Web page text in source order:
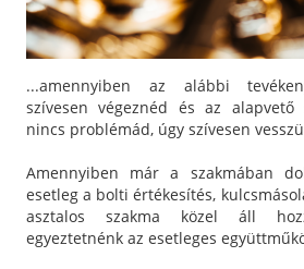
...amennyiben az alábbi
szívesen végeznéd és az alapvető
nincs problémád, úgy szívesen
Amennyiben már a szakmában
esetleg a bolti értékesítés,
asztalos szakma közel áll
egyeztetnénk az esetleges